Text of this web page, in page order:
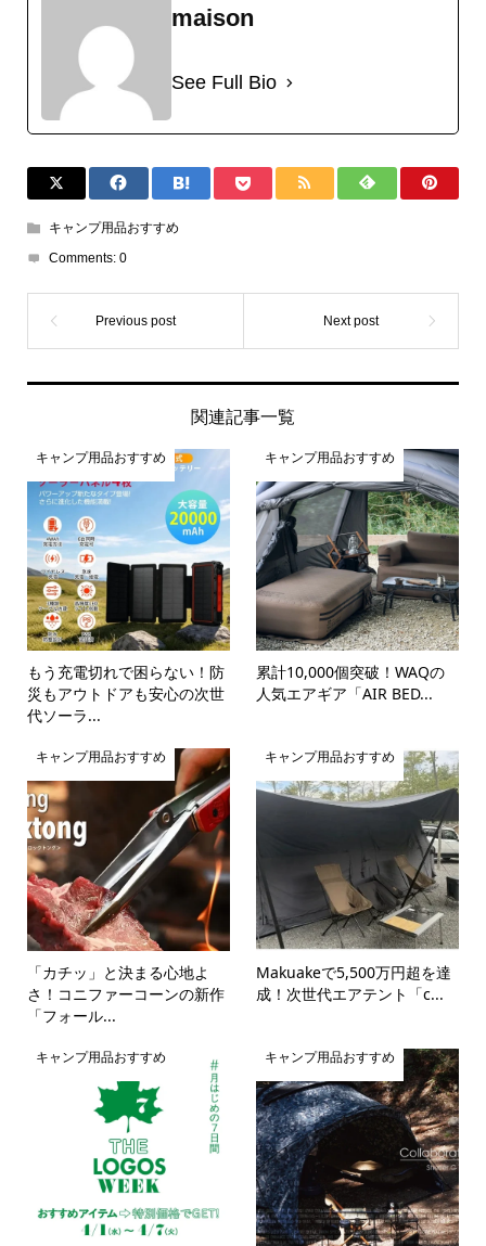
maison
See Full Bio
キャンプ用品おすすめ
Comments: 0
関連記事一覧
キャンプ用品おすすめ
もう充電切れで困らない！防
災もアウトドアも安心の次世
代ソーラ...
キャンプ用品おすすめ
累計10,000個突破！WAQの
人気エアギア「AIR BED...
キャンプ用品おすすめ
「カチッ」と決まる心地よ
さ！コニファーコーンの新作
「フォール...
キャンプ用品おすすめ
Makuakeで5,500万円超を達
成！次世代エアテント「c...
キャンプ用品おすすめ キャンプ用品おすすめ